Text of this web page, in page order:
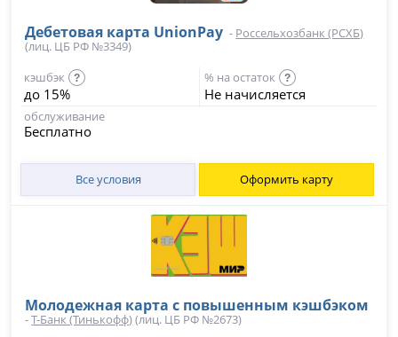
Дебетовая карта UnionPay - Россельхозбанк (РСХБ)
(лиц. ЦБ РФ №3349)
кэшбэк
?
до 15%
% на остаток ?
Не начисляется
обслуживание
Бесплатно
Все условия Оформить карту
Молодежная карта с повышенным кэшбэком
-Т-Банк (Тинькофф)(лиц. ЦБ РФ №2673)